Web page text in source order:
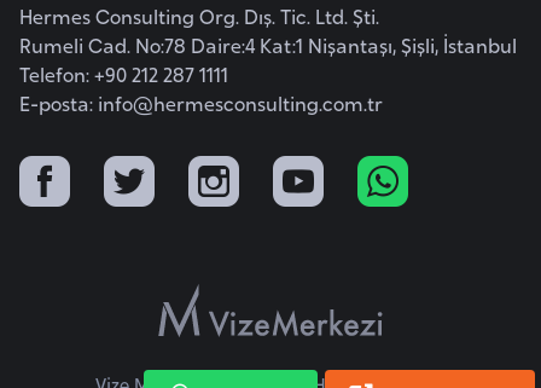
Hermes Consulting Org. Dış. Tic. Ltd. Şti.
Rumeli Cad. No:78 Daire:4 Kat:1 Nişantaşı, Şişli, İstanbul
Telefon: +90 212 287 1111
E-posta: info@hermesconsulting.com.tr
g
a
r
i
s
t